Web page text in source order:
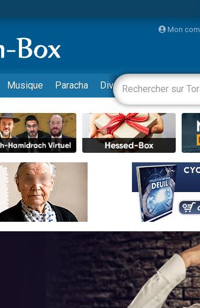
6 enfants, victime de violences...
Vacances Pour les Enfants
de Yohan
Mon
Musique Paracha Divertissements